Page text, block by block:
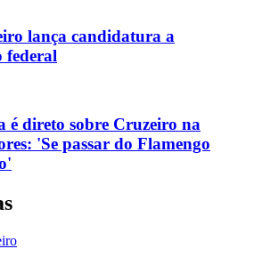
lança candidatura a
federal
é direto sobre Cruzeiro na
'Se passar do Flamengo